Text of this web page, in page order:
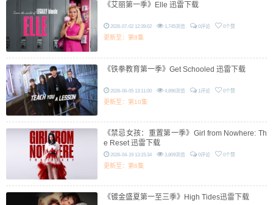
《艾丽第一季》Elle 迅雷下载
2026-07-02 12:39:02 1,745浏览 0评论 0个赞
更新至：第8集
《铁拳教育第一季》Get Schooled 迅雷下载
2026-06-05 13:11:00 4,896浏览 1评论 0个赞
更新至：第10集
《禁忌女孩：重置第一季》Girl from Nowhere: Th
e Reset 迅雷下载
2026-04-19 13:15:34 3,809浏览 0评论 0个赞
更新至：第6集
《镀金盛夏第一至三季》High Tides迅雷下载